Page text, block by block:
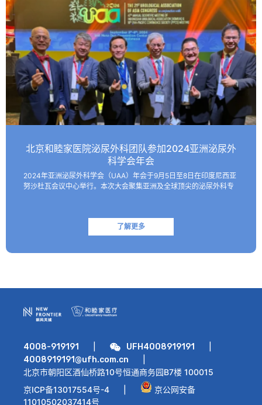
北京和睦家医院泌尿外科团队参加2024亚洲泌尿外
科学会年会
2024年亚洲泌尿外科学会（UAA）年会于9月5日至8日在印度尼西亚
努沙杜瓦会议中心举行。本次大会聚集亚洲及全球顶尖的泌尿外科专
了解更多
4008-919191 UFH4008919191
4008919191@ufh.com.cn
北京市朝阳区酒仙桥路10号恒通商务园B7楼 100015
京ICP备13017554号-4
京公网安备
11010502037414号